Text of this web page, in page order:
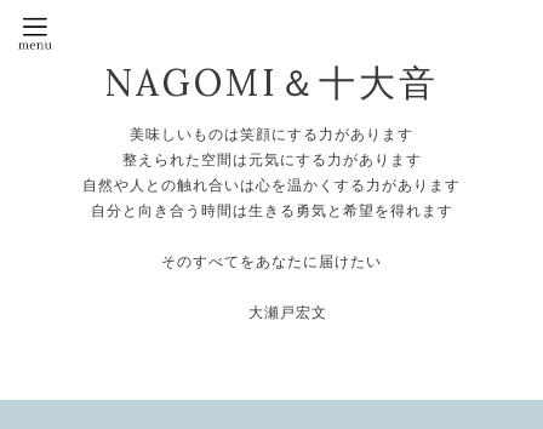
NAGOMI＆十大音
美味しいものは笑顔にする力があります
整えられた空間は元気にする力があります
自然や人との触れ合いは心を温かくする力があります
自分と向き合う時間は生きる勇気と希望を得れます
そのすべてをあなたに届けたい
大瀬戸宏文